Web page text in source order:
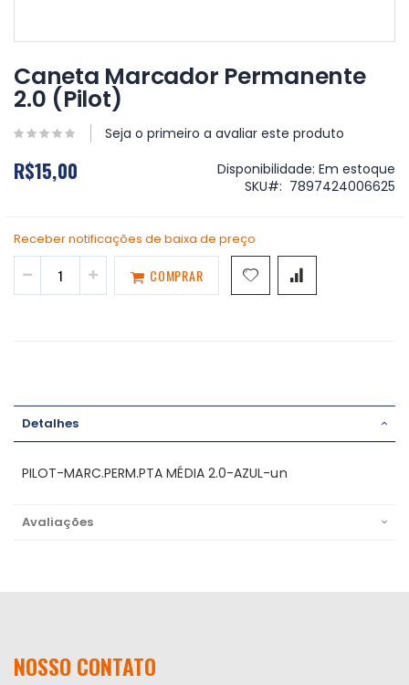
para
o
início
Galeria
imagens
Caneta Marcador Permanente
2.0 (Pilot)
Seja o primeiro a avaliar este produto
R$15,00 Disponibilidade: Em estoque
SKU
7897424006625
Receber notificações de baixa de preço
COMPRAR
Detalhes
PILOT-MARC.PERM.PTA MÉDIA 2.0-AZUL-un
Avaliações
NOSSO CONTATO